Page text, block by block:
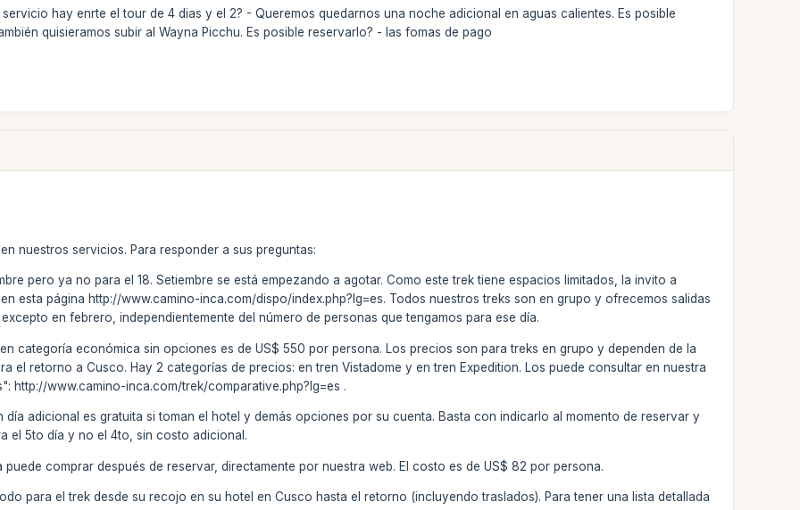
hay enrte el tour de 4 dias y el 2? - Queremos quedarnos una noche adicional en aguas calientes. Es posible
quisieramos subir al Wayna Picchu. Es posible reservarlo? - las fomas de pago
nuestros servicios. Para responder a sus preguntas:
pero ya no para el 18. Setiembre se está empezando a agotar. Como este trek tiene espacios limitados, la invito a
esta página http://www.camino-inca.com/dispo/index.php?lg=es. Todos nuestros treks son en grupo y ofrecemos salidas
en febrero, independientemente del número de personas que tengamos para ese día.
categoría económica sin opciones es de US$ 550 por persona. Los precios son para treks en grupo y dependen de la
el retorno a Cusco. Hay 2 categorías de precios: en tren Vistadome y en tren Expedition. Los puede consultar en nuestra
http://www.camino-inca.com/trek/comparative.php?lg=es .
día adicional es gratuita si toman el hotel y demás opciones por su cuenta. Basta con indicarlo al momento de reservar y
el 5to día y no el 4to, sin costo adicional.
puede comprar después de reservar, directamente por nuestra web. El costo es de US$ 82 por persona.
para el trek desde su recojo en su hotel en Cusco hasta el retorno (incluyendo traslados). Para tener una lista detallada